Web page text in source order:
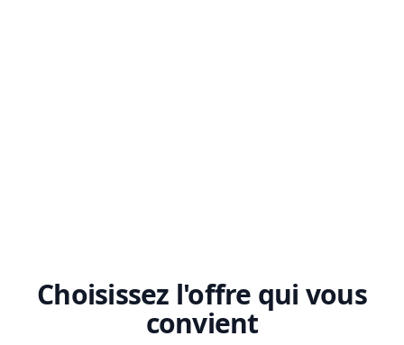
Choisissez l'offre qui vous
convient